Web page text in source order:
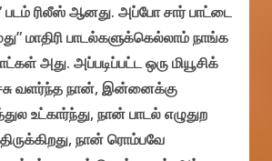
படம் ரிலீஸ் ஆனது. அப்போ சார் பாட்டை
மாதிரி பாடல்களுக்கெல்லாம் நாங்க
அது. அப்படிப்பட்ட ஒரு மியூசிக்
வளர்ந்த நான், இன்னைக்கு
உட்கார்ந்து, நான் பாடல் எழுதுற
நான் ரொம்பவே